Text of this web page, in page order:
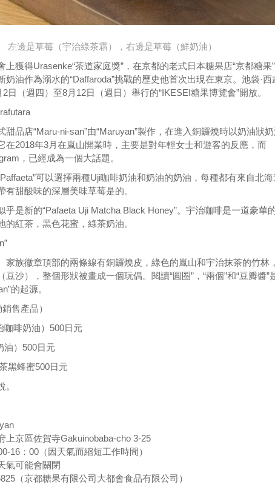
左邊是草莓（宇治綠茶霜），右邊是草莓（鮮奶油）
上獲得Urasenke“茶道家庭獎”，在京都的老式日本糖果店“京都糖果
奶油作為溺水的“Daffaroda”挑戰的歷史他首次出現在東京。池袋·西
日（週四）至8月12日（週日）舉行的“IKESEI糖果博覽會”開放。
甜品店“Maru-ni-san”由“Maruyan”製作，在進入銅鑼燒時以奶油狀
在2018年3月在嵐山開業時，主要是對年輕女士和遊客的反應，而
，已經成為一個大話題。
可以選擇兩種Uji咖啡奶油和奶油的奶油，每種都有來自北
有甜酸味的深層美味草莓是的。
乎是新的“Pafaeta Uji Matcha Black Honey”。宇治咖啡是一道豪華
的紅茶，黑色花蜜，綠茶奶油。
家族徽章頂部的兩條線有銅鑼燒皮，綠色的嵐山和宇治抹茶的竹林
豆沙），整個形狀被畫成一個玩偶。閱讀“圓圈”，“兩個”和“豆瓣醬”
的起源。
售產品）
咖啡奶油）500日元
油）500日元
黑蜂蜜500日元
上京區佐賀寺Gakuinobaba-cho 3-25
16：00（因天氣而縮短工作時間）
氣可能會關閉
（京都糖果有限公司大都會食品有限公司）